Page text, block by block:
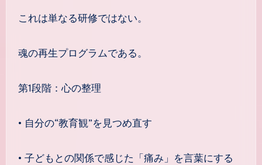
これは単なる研修ではない。
魂の再生プログラムである。
第1段階：心の整理
• 自分の“教育観”を見つめ直す
• 子どもとの関係で感じた「痛み」を言葉にする